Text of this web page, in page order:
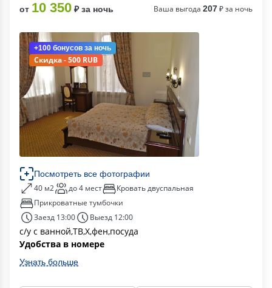
от 10 350 ₽ за ночь Ваша выгода 207₽ за ночь
+100 бонусов за ночь
Скидка - 500 RUB
Посмотреть все фотографии
40 м2 до 4 мест
Кровать двуспальная
Прикроватные тумбочки
Заезд 13:00
Выезд 12:00
с/у с ванной,ТВ,Х,фен,посуда
Удобства в номере
Узнать больше